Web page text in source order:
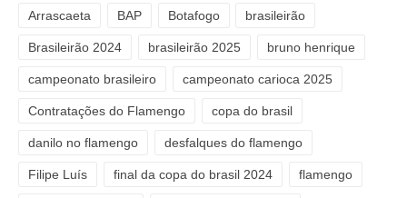
Arrascaeta BAP Botafogo brasileirão
Brasileirão 2024 brasileirão 2025 bruno henrique
campeonato brasileiro campeonato carioca 2025
Contratações do Flamengo copa do brasil
danilo no flamengo desfalques do flamengo
Filipe Luís final da copa do brasil 2024 flamengo